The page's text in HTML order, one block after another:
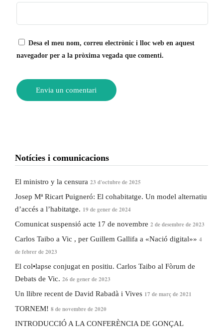
Desa el meu nom, correu electrònic i lloc web en aquest
navegador per a la pròxima vegada que comenti.
Notícies i comunicacions
El ministro y la censura 23 d'octubre de 2025
Josep Mª Ricart Puigneró: El cohabitatge. Un model alternatiu
d’accés a l’habitatge. 19 de gener de 2024
Comunicat suspensió acte 17 de novembre 2 de desembre de 2023
Carlos Taibo a Vic , per Guillem Gallifa a «Nació digital»» 4
de febrer de 2023
El col•lapse conjugat en positiu. Carlos Taibo al Fòrum de
Debats de Vic. 26 de gener de 2023
Un llibre recent de David Rabadà i Vives 17 de març de 2021
TORNEM! 8 de novembre de 2020
INTRODUCCIÓ A LA CONFERÈNCIA DE GONÇAL